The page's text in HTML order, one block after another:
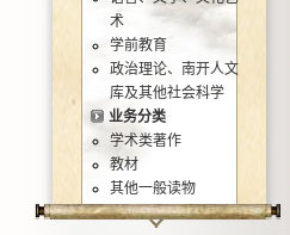
术
学前教育
政治理论、南开人文
库及其他社会科学
业务分类
学术类著作
教材
其他一般读物